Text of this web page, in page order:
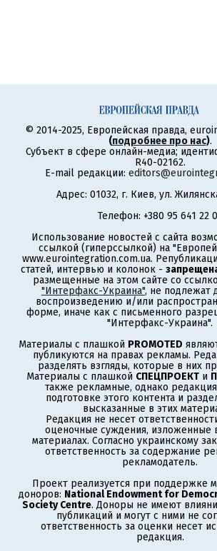
© 2014-2025, Европейская правда,
(подробнее про нас).
Субъект в сфере онлайн-медиа;
R40-02162.
E-mail редакции:
Адрес: 01032, г. Киев, ул.
Телефон: +380 95 641 22
Использование новостей с сайта
ссылкой (гиперссылкой) на
www.eurointegration.com.ua.
статей, интервью и колонок -
размещенные на этом сайте со
"Интерфакс-Украина", не подлежат
воспроизведению и/или
форме, иначе как с письменного
"Интерфакс-Украина".
Материалы с плашкой PROMOTED
публикуются на правах рекламы.
разделять взгляды, которые в них
Материалы с плашкой СПЕЦПРОЕКТ и
также рекламные, однако редакция
подготовке этого контента и
высказанные в этих
Редакция не несет
оценочные суждения, изложенные
материалах. Согласно украинскому
ответственность за содержание
рекламодатель.
Проект реализуется при поддержке
доноров: National Endowment for
Society Centre. Доноры не имеют
публикаций и могут с ними не
ответственность за оценки несет
редакция.